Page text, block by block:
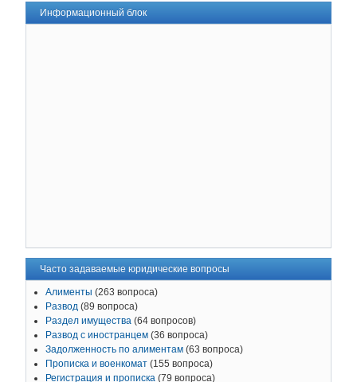
Информационный блок
Часто задаваемые юридические вопросы
Алименты (263 вопроса)
Развод (89 вопроса)
Раздел имущества (64 вопросов)
Развод с иностранцем (36 вопроса)
Задолженность по алиментам (63 вопроса)
Прописка и военкомат (155 вопроса)
Регистрация и прописка (79 вопроса)